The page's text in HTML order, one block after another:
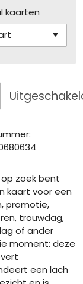
kaarten
zoek bent
kaart voor een
promotie,
trouwdag,
of ander
moment: deze
een lach